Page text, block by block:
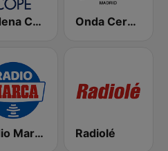
Cadena COPE Onda Cero Madrid
Radio Marca Nacional Radiolé